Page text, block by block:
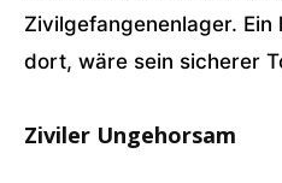
Zivilgefangenenlager.
dort, wäre sein sicherer
Ziviler Ungehorsam